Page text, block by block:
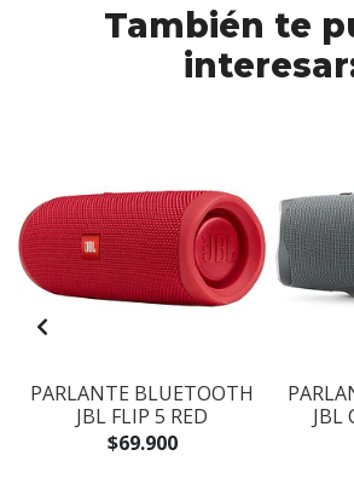
También te
PARLANTE BLUETOOTH
JBL FLIP 5 RED
$69.900
JBL